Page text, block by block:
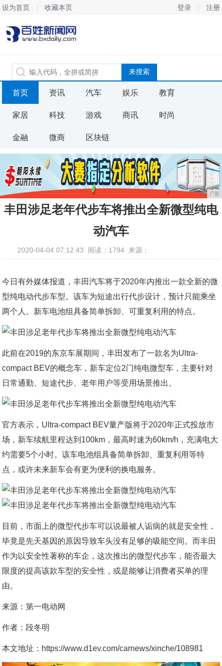
设为首页 收藏本页 登录 注册
首页 资讯 汽车 娱乐 教育
家居 科技 游戏 商讯 时尚
金融 微商 区块链
广告
丰田涉足老年代步车将推出全新微型纯电
动汽车
2020-04-04 07:12:43 阅读：1794 来源：
今日有外媒体报道，丰田汽车将于2020年内推出一款全新的微
型纯电动代步车型。该车为短途出行代步设计，预计只能乘坐
两个人。新车电池组具备简单拆卸、可重复利用的特点。
此前在2019的东京车展期间，丰田发布了一款名为Ultra-
compact BEV的概念车，新车定位2门纯电微型车，主要针对
日常通勤、短途代步、老年用户等受用场景推出。
官方表示，Ultra-compact BEV量产版将于2020年正式投放市
场，新车续航里程达到100km，最高时速为60km/h，充满电大
约需要5个小时。该车电池组具备简单拆卸、重复利用等特
点，或许未来新车会有更为便利的换电服务。
目前，市面上的微型代步车可以说最被人诟病的就是安全性，
毕竟是先天基因的原因导致车头没有足够的吸能空间。而丰田
作为以安全性著称的车企，这次推出的微型代步车，能否最大
限度的提高该款车型的安全性，或是能够让消费者买单的理
由。
来源：第一电动网
作者：段冬明
本文地址：https://www.d1ev.com/carnews/xinche/108981